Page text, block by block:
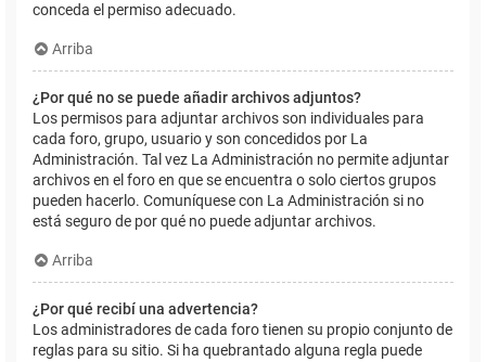
conceda el permiso adecuado.
Arriba
¿Por qué no se puede añadir archivos adjuntos?
Los permisos para adjuntar archivos son individuales para
cada foro, grupo, usuario y son concedidos por La
Administración. Tal vez La Administración no permite adjuntar
archivos en el foro en que se encuentra o solo ciertos grupos
pueden hacerlo. Comuníquese con La Administración si no
está seguro de por qué no puede adjuntar archivos.
Arriba
¿Por qué recibí una advertencia?
Los administradores de cada foro tienen su propio conjunto de
reglas para su sitio. Si ha quebrantado alguna regla puede